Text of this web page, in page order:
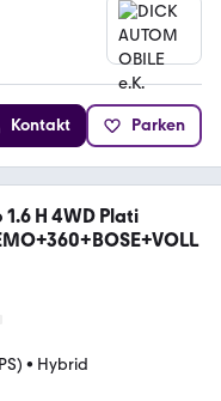
Kontakt Parken
1.6 H 4WD Plati
• Hybrid